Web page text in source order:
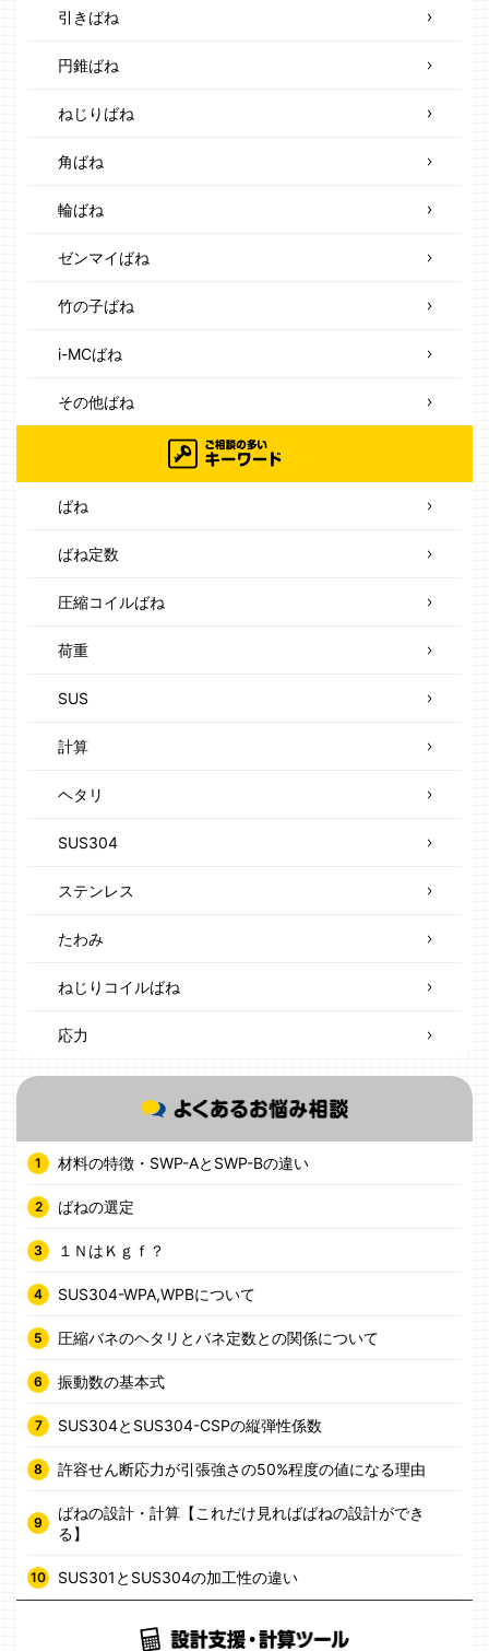
引きばね
円錐ばね
ねじりばね
角ばね
輪ばね
ゼンマイばね
竹の子ばね
i-MCばね
その他ばね
ばね
ばね定数
圧縮コイルばね
荷重
SUS
計算
ヘタリ
SUS304
ステンレス
たわみ
ねじりコイルばね
応力
材料の特徴・SWP-AとSWP-Bの違い
ばねの選定
１ＮはＫｇｆ？
SUS304-WPA,WPBについて
圧縮バネのヘタリとバネ定数との関係について
振動数の基本式
SUS304とSUS304-CSPの縦弾性係数
許容せん断応力が引張強さの50%程度の値になる理由
ばねの設計・計算【これだけ見ればばねの設計ができ
る】
SUS301とSUS304の加工性の違い